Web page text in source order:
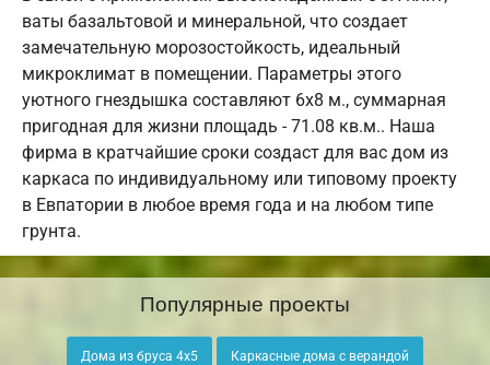
ваты базальтовой и минеральной, что создает
замечательную морозостойкость, идеальный
микроклимат в помещении. Параметры этого
уютного гнездышка составляют 6х8 м., суммарная
пригодная для жизни площадь - 71.08 кв.м.. Наша
фирма в кратчайшие сроки создаст для вас дом из
каркаса по индивидуальному или типовому проекту
в Евпатории в любое время года и на любом типе
грунта.
Популярные проекты
Дома из бруса 4х5 Каркасные дома с верандой